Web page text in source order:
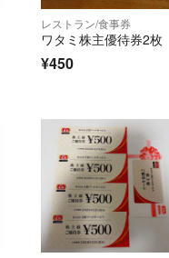
レストラン/食事券
ワタミ株主優待券2枚
¥450